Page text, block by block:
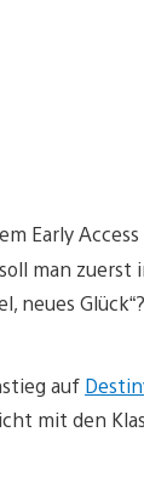
Early
man
neues Glück“?
auf
mit den